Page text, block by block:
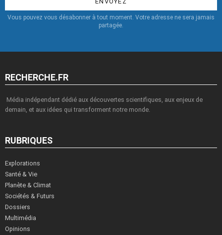
Vous pouvez vous désabonner à tout moment. Votre adresse ne sera jamais
partagée.
RECHERCHE.FR
Média indépendant dédié aux découvertes scientifiques, aux enjeux de
demain, et aux idées qui transforment notre monde.
RUBRIQUES
Explorations
Santé & Vie
Planète & Climat
Sociétés & Futurs
Dossiers
Multimédia
Opinions